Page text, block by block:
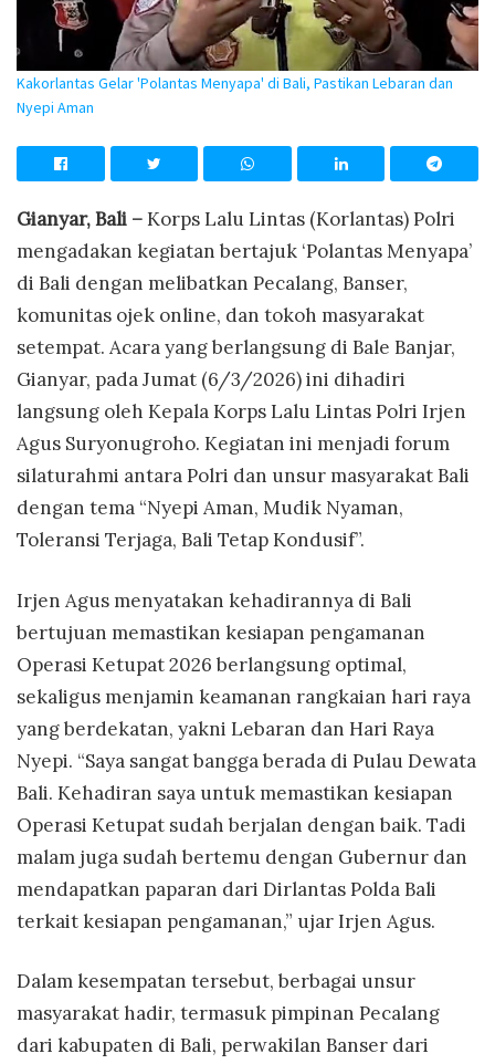
Kakorlantas Gelar 'Polantas Menyapa' di Bali, Pastikan Lebaran dan
Nyepi Aman
Gianyar, Bali –Korps Lalu Lintas (Korlantas) Polri
mengadakan kegiatan bertajuk ‘Polantas Menyapa’
di Bali dengan melibatkan Pecalang, Banser,
komunitas ojek online, dan tokoh masyarakat
setempat. Acara yang berlangsung di Bale Banjar,
Gianyar, pada Jumat (6/3/2026) ini dihadiri
langsung oleh Kepala Korps Lalu Lintas Polri Irjen
Agus Suryonugroho. Kegiatan ini menjadi forum
silaturahmi antara Polri dan unsur masyarakat Bali
dengan tema “Nyepi Aman, Mudik Nyaman,
Toleransi Terjaga, Bali Tetap Kondusif”.
Irjen Agus menyatakan kehadirannya di Bali
bertujuan memastikan kesiapan pengamanan
Operasi Ketupat 2026 berlangsung optimal,
sekaligus menjamin keamanan rangkaian hari raya
yang berdekatan, yakni Lebaran dan Hari Raya
Nyepi. “Saya sangat bangga berada di Pulau Dewata
Bali. Kehadiran saya untuk memastikan kesiapan
Operasi Ketupat sudah berjalan dengan baik. Tadi
malam juga sudah bertemu dengan Gubernur dan
mendapatkan paparan dari Dirlantas Polda Bali
terkait kesiapan pengamanan,” ujar Irjen Agus.
Dalam kesempatan tersebut, berbagai unsur
masyarakat hadir, termasuk pimpinan Pecalang
dari kabupaten di Bali, perwakilan Banser dari